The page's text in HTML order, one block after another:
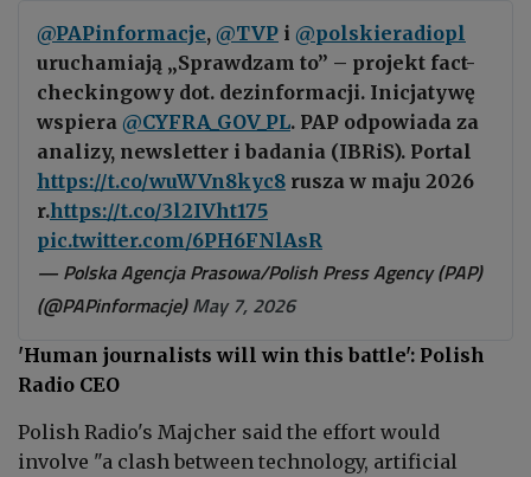
@PAPinformacje, @TVP i @polskieradiopl
uruchamiają „Sprawdzam to” – projekt fact-
checkingowy dot. dezinformacji. Inicjatywę
wspiera @CYFRA_GOV_PL. PAP odpowiada za
analizy, newsletter i badania (IBRiS). Portal
https://t.co/wuWVn8kyc8 rusza w maju 2026
r.https://t.co/3l2IVht175
pic.twitter.com/6PH6FNlAsR
— Polska Agencja Prasowa/Polish Press Agency (PAP)
(@PAPinformacje)May 7, 2026
'Human journalists will win this battle': Polish
Radio CEO
Polish Radio's Majcher said the effort would
involve "a clash between technology, artificial